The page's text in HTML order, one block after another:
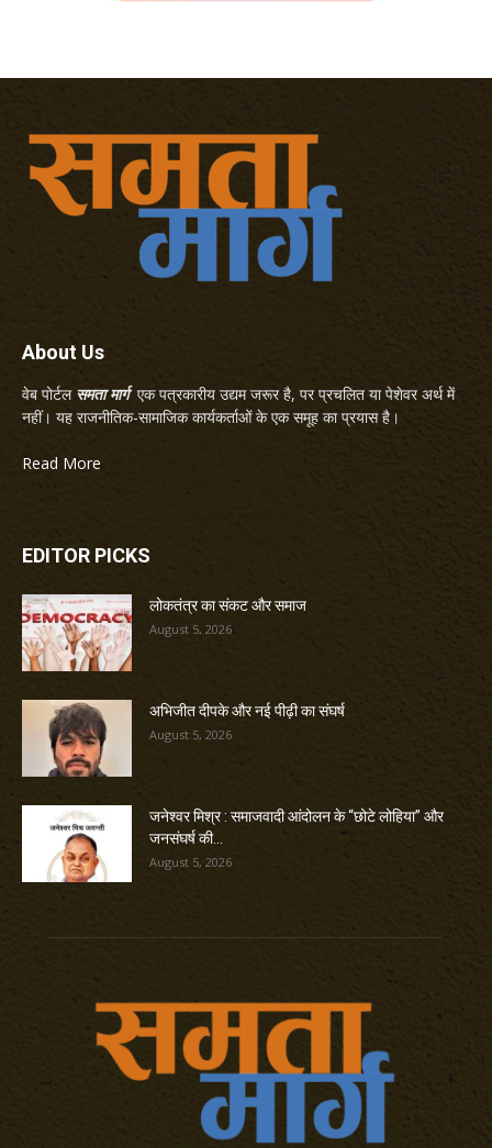
About Us
वेब पोर्टल समता मार्गएक पत्रकारीय उद्यम जरूर है, पर प्रचलित या पेशेवर अर्थ में
नहीं। यह राजनीतिक-सामाजिक कार्यकर्ताओं के एक समूह का प्रयास है।
Read More
EDITOR PICKS
लोकतंत्र का संकट और समाज
August 5, 2026
अभिजीत दीपके और नई पीढ़ी का संघर्ष
August 5, 2026
जनेश्वर मिश्र : समाजवादी आंदोलन के “छोटे लोहिया” और
जनसंघर्ष की...
August 5, 2026